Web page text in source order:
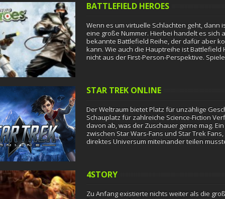
BATTLEFIELD HEROES
Wenn es um virtuelle Schlachten geht, dann
eine große Nummer. Hierbei handelt es sich
bekannte Battlefield Reihe, der dafür aber
kann. Wie auch die Hauptreihe ist Battlefield
nicht aus der First-Person-Perspektive.
STAR TREK ONLINE
Der Weltraum bietet Platz für unzählige
Schauplatz für zahlreiche Science-Fiction
davon ab, was der Zuschauer gerne mag.
zwischen Star Wars-Fans und Star Trek
direktes Universum miteinander teilen
4STORY
Zu Anfang existierte nichts weiter als die